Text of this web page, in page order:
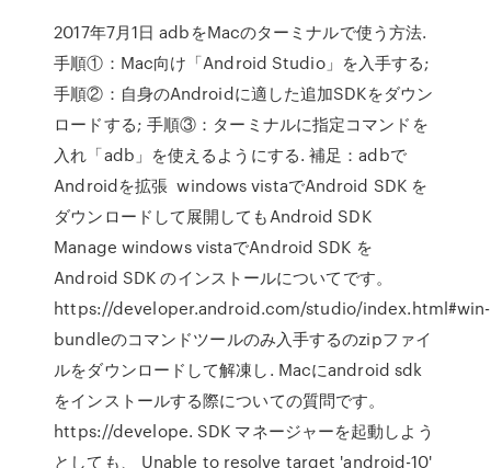
2017年7月1日 adbをMacのターミナルで使う方法.
手順①：Mac向け「Android Studio」を入手する;
手順②：自身のAndroidに適した追加SDKをダウン
ロードする; 手順③：ターミナルに指定コマンドを
入れ「adb」を使えるようにする. 補足：adbで
Androidを拡張 windows vistaでAndroid SDK を
ダウンロードして展開してもAndroid SDK
Manage windows vistaでAndroid SDK を
Android SDK のインストールについてです。
https://developer.android.com/studio/index.html#win-
bundleのコマンドツールのみ入手するのzipファイ
ルをダウンロードして解凍し. Macにandroid sdk
をインストールする際についての質問です。
https://develope. SDK マネージャーを起動しよう
としても、 Unable to resolve target 'android-10'